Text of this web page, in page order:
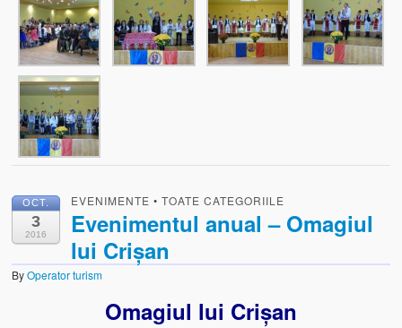
OCT.
3
2016
EVENIMENTE •TOATE CATEGORIILE
Evenimentul anual – Omagiul
lui Crișan
ByOperator turism
Omagiul lui Crișan